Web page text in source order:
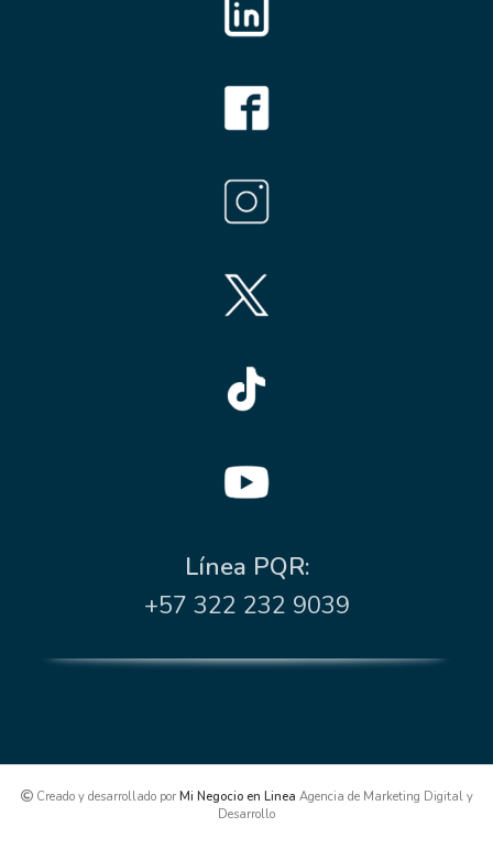
Línea PQR:
+57 322 232 9039
Creado y desarrollado por Mi Negocio en Linea Agencia de Marketing Digital y
Desarrollo